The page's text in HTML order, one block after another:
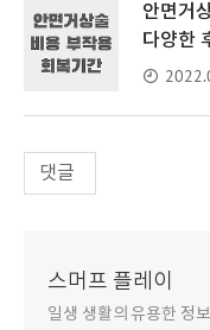
안면거
다양한
댓글
스머프 플레이
일생 생활의 유용한 정